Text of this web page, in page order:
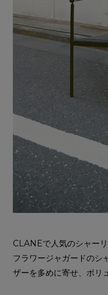
CLANEで人気のシャー
フラワージャガードのシ
ザーを多めに寄せ、ボリ